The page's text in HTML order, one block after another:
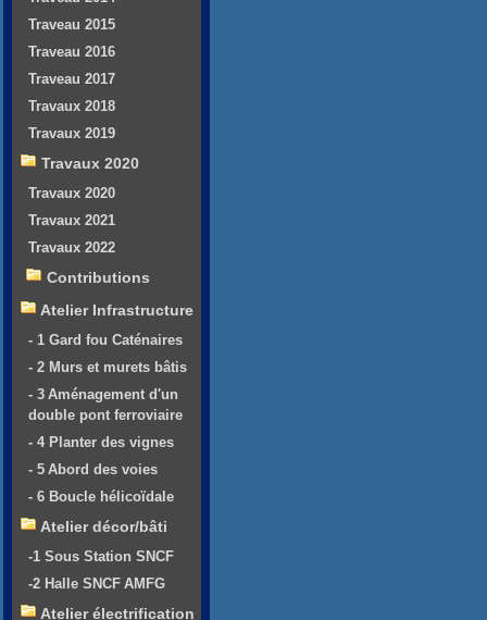
Traveau 2015
Traveau 2016
Traveau 2017
Travaux 2018
Travaux 2019
Travaux 2020
Travaux 2020
Travaux 2021
Travaux 2022
Contributions
Atelier Infrastructure
- 1 Gard fou Caténaires
- 2 Murs et murets bâtis
- 3 Aménagement d'un
double pont ferroviaire
- 4 Planter des vignes
- 5 Abord des voies
- 6 Boucle hélicoïdale
Atelier décor/bâti
-1 Sous Station SNCF
-2 Halle SNCF AMFG
Atelier électrification